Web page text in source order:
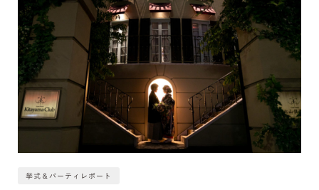
挙式＆パーティレポート